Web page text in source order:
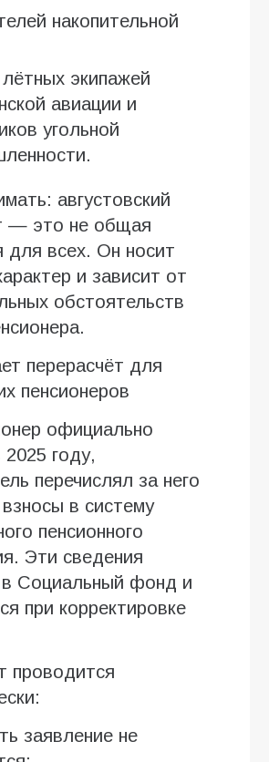
накопительной
экипажей
авиации и
угольной
августовский
— это не общая
для всех. Он носит
и зависит от
обстоятельств
перерасчёт для
пенсионеров
официально
году,
перечислял за него
в систему
пенсионного
Эти сведения
в Социальный фонд и
при корректировке
проводится
заявление не